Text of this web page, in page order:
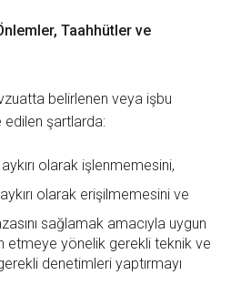
Taahhütler ve
belirlenen veya işbu
edilen şartlarda:
olarak işlenmemesini,
olarak erişilmemesini ve
sağlamak amacıyla uygun
etmeye yönelik gerekli teknik ve
denetimleri yaptırmayı